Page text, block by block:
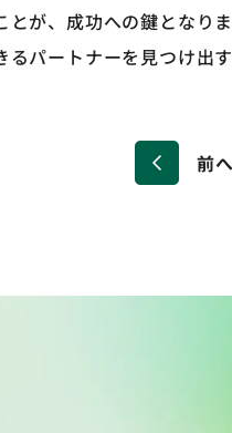
とが、成功への鍵となり
るパートナーを見つけ出
前へ